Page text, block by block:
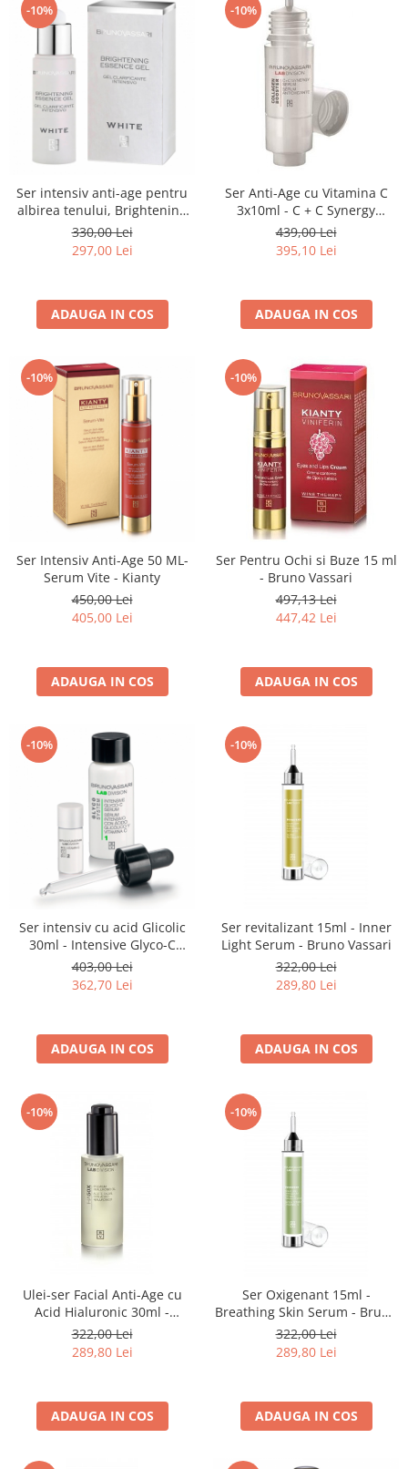
-10%
Ser intensiv anti-age pentru
albirea tenului, Brightening
essence gel - 30 ml
330,00 Lei
297,00 Lei
ADAUGA IN COS
-10%
Ser Anti-Age cu Vitamina C
3x10ml - C + C Synergy
Serum-Bruno Vassari
439,00 Lei
395,10 Lei
ADAUGA IN COS
-10%
Ser Intensiv Anti-Age 50 ML-
Serum Vite - Kianty
450,00 Lei
405,00 Lei
ADAUGA IN COS
-10%
Ser Pentru Ochi si Buze 15 ml
- Bruno Vassari
497,13 Lei
447,42 Lei
ADAUGA IN COS
-10%
Ser intensiv cu acid Glicolic
30ml - Intensive Glyco-C
Serum - Bruno Vassari
403,00 Lei
362,70 Lei
ADAUGA IN COS
-10%
Ser revitalizant 15ml - Inner
Light Serum - Bruno Vassari
322,00 Lei
289,80 Lei
ADAUGA IN COS
-10%
Ulei-ser Facial Anti-Age cu
Acid Hialuronic 30ml -
Premium Hyaluronic Oil -
Bruno Vassari
322,00 Lei
289,80 Lei
ADAUGA IN COS
-10%
Ser Oxigenant 15ml -
Breathing Skin Serum - Bruno
Vassari
322,00 Lei
289,80 Lei
ADAUGA IN COS